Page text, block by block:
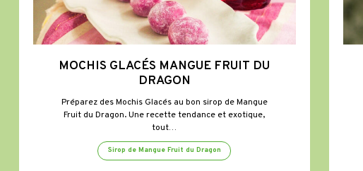
MOCHIS GLACÉS MANGUE FRUIT DU
DRAGON
Préparez des Mochis Glacés au bon sirop de Mangue
Fruit du Dragon. Une recette tendance et exotique,
tout…
Sirop de Mangue Fruit du Dragon